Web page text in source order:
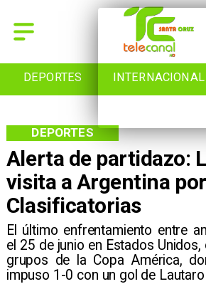
DEPORTES INTERNACIONAL
Alerta de partidazo:
visita a Argentina
Clasificatorias
​El último enfrentamiento entre
el 25 de junio en Estados
grupos de la Copa América,
impuso 1-0 con un gol de
DEPORTES